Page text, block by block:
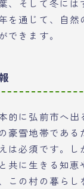
、そして冬には
を通じて、自然
できます。
的に弘前市へ出
豪雪地帯である
は必須です。し
共に生きる知恵
この村の暮らし